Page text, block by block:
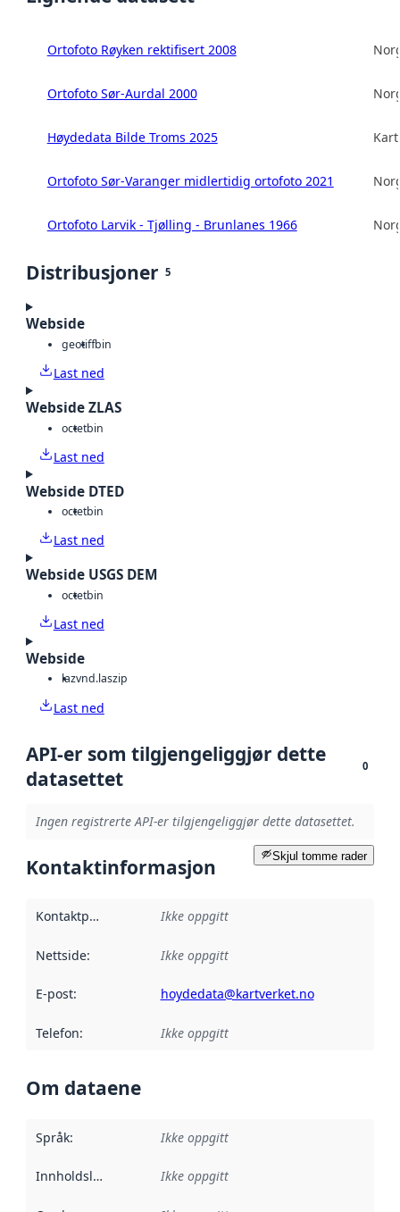
Ortofoto Røyken rektifisert 2008
Ortofoto Sør-Aurdal 2000
Høydedata Bilde Troms 2025
Ortofoto Sør-Varanger midlertidig ortofoto 2021
Ortofoto Larvik - Tjølling - Brunlanes 1966
Distribusjoner 5
Webside
geotiffbin
Last ned
Webside ZLAS
octetbin
Last ned
Webside DTED
octetbin
Last ned
Webside USGS DEM
octetbin
Last ned
Webside
lazvnd.laszip
Last ned
API-er som tilgjengeliggjør dette
datasettet
0
Ingen registrerte API-er tilgjengeliggjør dette datasettet.
Skjul tomme rader
Kontaktinformasjon
Kontaktpunkt Ikke oppgitt
Nettside: Ikke oppgitt
E-post: hoydedata@kartverket.no
Telefon: Ikke oppgitt
Om dataene
Språk: Ikke oppgitt
Innholdsleverandører :
Ikke oppgitt